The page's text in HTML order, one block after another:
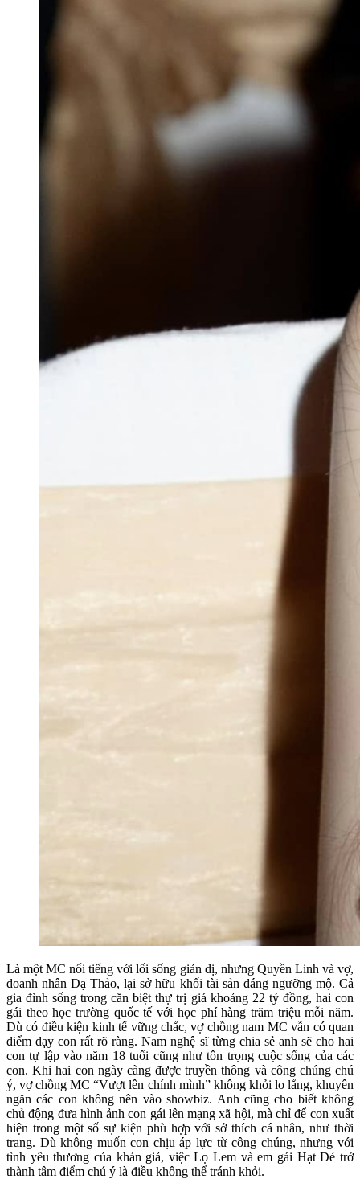
Là một MC nổi tiếng với lối sống giản dị, nhưng Quyền Linh và vợ,
doanh nhân Dạ Thảo, lại sở hữu khối tài sản đáng ngưỡng mộ. Cả
gia đình sống trong căn biệt thự trị giá khoảng 22 tỷ đồng, hai con
gái theo học trường quốc tế với học phí hàng trăm triệu mỗi năm.
Dù có điều kiện kinh tế vững chắc, vợ chồng nam MC vẫn có quan
điểm dạy con rất rõ ràng. Nam nghệ sĩ từng chia sẻ anh sẽ cho hai
con tự lập vào năm 18 tuổi cũng như tôn trọng cuộc sống của các
con. Khi hai con ngày càng được truyền thông và công chúng chú
ý, vợ chồng MC “Vượt lên chính mình” không khỏi lo lắng, khuyên
ngăn các con không nên vào showbiz. Anh cũng cho biết không
chủ động đưa hình ảnh con gái lên mạng xã hội, mà chỉ để con xuất
hiện trong một số sự kiện phù hợp với sở thích cá nhân, như thời
trang. Dù không muốn con chịu áp lực từ công chúng, nhưng với
tình yêu thương của khán giả, việc Lọ Lem và em gái Hạt Dẻ trở
thành tâm điểm chú ý là điều không thể tránh khỏi.